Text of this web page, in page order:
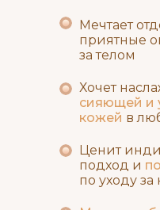
Мечтает
приятные
за телом
Хочет
сияющей и
кожей в
Ценит
подход и
по уходу за